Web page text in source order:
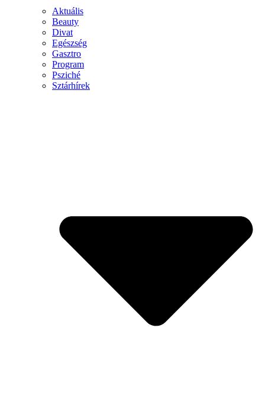
Aktuális
Beauty
Divat
Egészség
Gasztro
Program
Psziché
Sztárhírek